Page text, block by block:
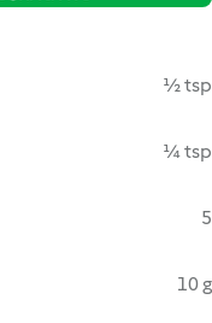
½ tsp
¼ tsp
5
10 g